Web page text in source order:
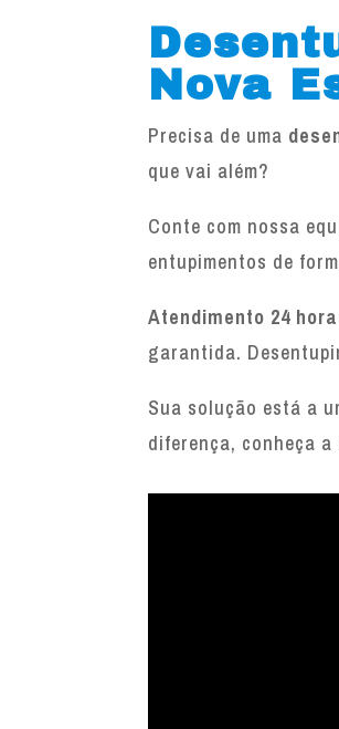
Nova
Precisa de uma
que vai além?
Conte com nossa
entupimentos de
Atendimento 24
garantida.
Sua solução está a
diferença, conheça a